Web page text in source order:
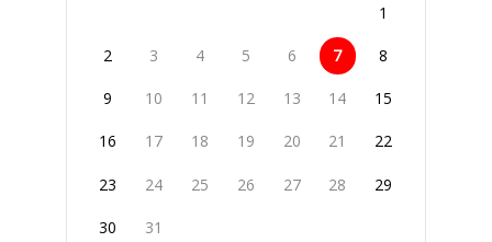
1
2 3 4 5 6 7 8
9 10 11 12 13 14 15
16 17 18 19 20 21 22
23 24 25 26 27 28 29
30 31